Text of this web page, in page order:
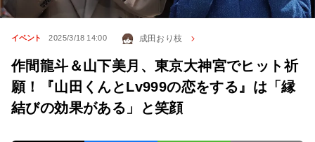
イベント 2025/3/18 14:00 成田おり枝
作間龍斗＆山下美月、東京大神宮でヒット祈
願！『山田くんとLv999の恋をする』は「縁
結びの効果がある」と笑顔